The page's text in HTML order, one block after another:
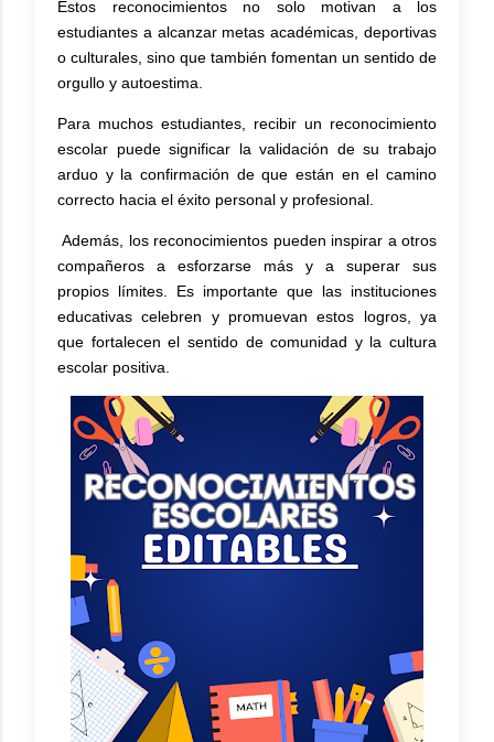
Estos reconocimientos no solo motivan a los
estudiantes a alcanzar metas académicas, deportivas
o culturales, sino que también fomentan un sentido de
orgullo y autoestima.
Para muchos estudiantes, recibir un reconocimiento
escolar puede significar la validación de su trabajo
arduo y la confirmación de que están en el camino
correcto hacia el éxito personal y profesional.
Además, los reconocimientos pueden inspirar a otros
compañeros a esforzarse más y a superar sus
propios límites. Es importante que las instituciones
educativas celebren y promuevan estos logros, ya
que fortalecen el sentido de comunidad y la cultura
escolar positiva.